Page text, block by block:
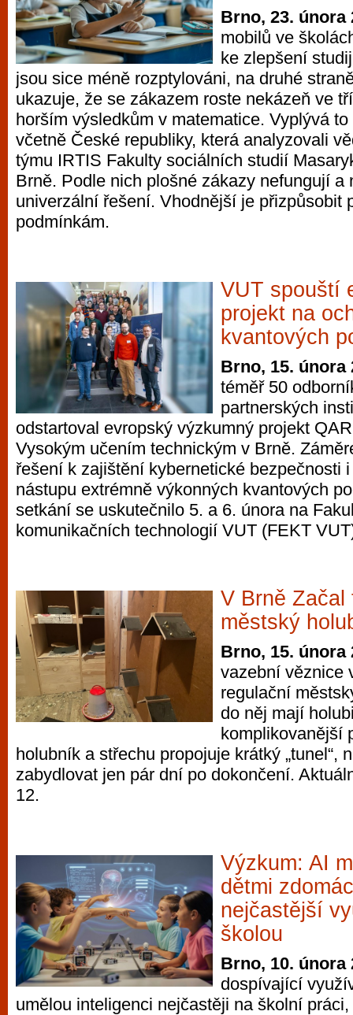
Brno, 23. února
mobilů ve
ke zlepšení
jsou sice méně rozptylováni, na druhé
ukazuje, že se zákazem roste nekázeň ve
horším výsledkům v matematice. Vyplývá
včetně České republiky, která analyzovali
týmu IRTIS Fakulty sociálních studií
Brně. Podle nich plošné zákazy nefungují a
univerzální řešení. Vhodnější je přizpůsobit
podmínkám.
VUT spouští
projekt na
kvantových
Brno, 15. února
téměř 50
partnerských
odstartoval evropský výzkumný projekt
Vysokým učením technickým v Brně.
řešení k zajištění kybernetické bezpečnosti
nástupu extrémně výkonných kvantových
setkání se uskutečnilo 5. a 6. února na
komunikačních technologií VUT (FEKT
V Brně Začal
městský
Brno, 15. února
vazební věznice
regulační
do něj mají
komplikovanější
holubník a střechu propojuje krátký „tunel“,
zabydlovat jen pár dní po dokončení.
12.
Výzkum: AI
dětmi
nejčastější
školou
Brno, 10. února
dospívající
umělou inteligenci nejčastěji na školní